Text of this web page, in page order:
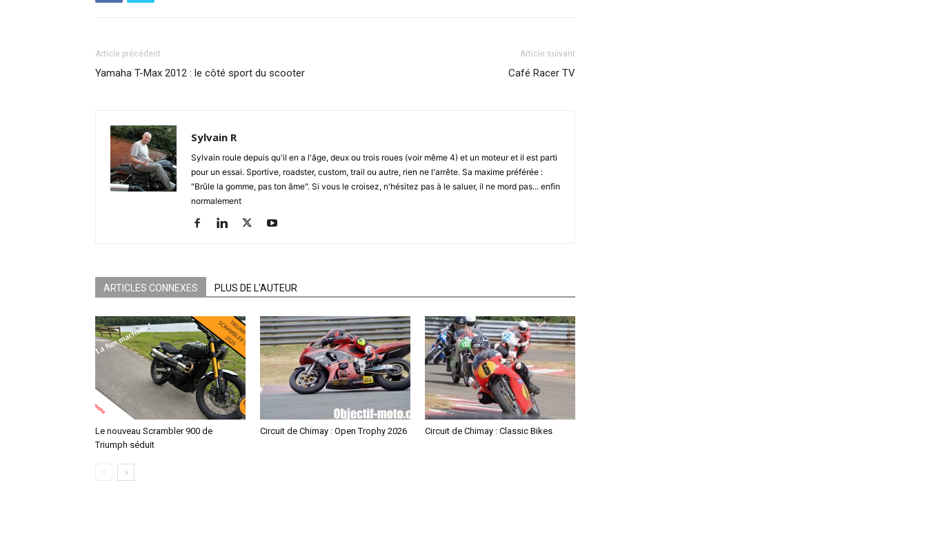
Article précédent
Yamaha T-Max 2012 : le côté sport du scooter
Article suivant
Café Racer TV
Sylvain R
Sylvain roule depuis qu'il en a l'âge, deux ou trois roues (voir même 4) et un moteur et il est parti
pour un essai. Sportive, roadster, custom, trail ou autre, rien ne l'arrête. Sa maxime préférée :
"Brûle la gomme, pas ton âme". Si vous le croisez, n'hésitez pas à le saluer, il ne mord pas... enfin
normalement
ARTICLES CONNEXES PLUS DE L'AUTEUR
Le nouveau Scrambler 900 de
Triumph séduit
Circuit de Chimay : Open Trophy 2026 Circuit de Chimay : Classic Bikes